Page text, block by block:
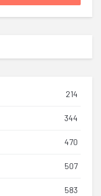
214
344
470
507
583